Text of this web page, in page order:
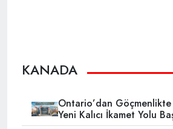
KANADA
Ontario’dan Göçmenlikte
Yeni Kalıcı İkamet Yolu